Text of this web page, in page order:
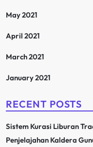
May 2021
April 2021
March 2021
January 2021
RECENT POSTS
Sistem Kurasi Liburan
Penjelajahan Kaldera